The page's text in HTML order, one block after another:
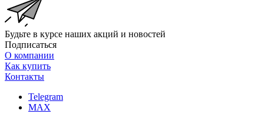
Будьте в курсе наших акций и новостей
Подписаться
О компании
Как купить
Контакты
Telegram
MAX